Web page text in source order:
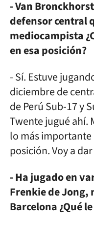
- Van
defensor central
mediocampista
en esa posición?
- Sí. Estuve
diciembre de
de Perú Sub-17 y
Twente jugué ahí.
lo más importante
posición. Voy a
- Ha jugado en
Frenkie de Jong,
Barcelona ¿Qué